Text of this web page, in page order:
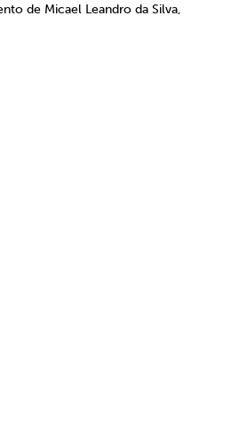
de Micael Leandro da Silva,